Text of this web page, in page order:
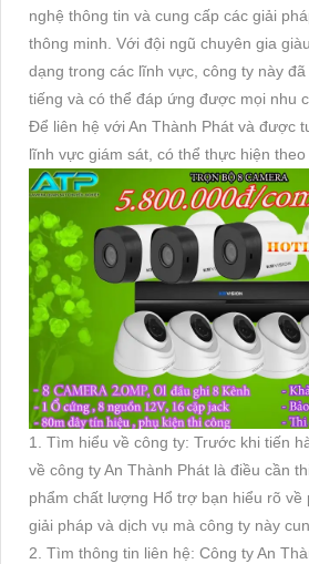
nghệ thông tin và cung cấp các giải
thông minh. Với đội ngũ chuyên gia
dạng trong các lĩnh vực, công ty này
tiếng và có thể đáp ứng được mọi nhu
Để liên hệ với An Thành Phát và được
lĩnh vực giám sát, có thể thực hiện
1. Tìm hiểu về công ty: Trước khi tiến
về công ty An Thành Phát là điều cần
phẩm chất lượng Hổ trợ bạn hiểu rõ về
giải pháp và dịch vụ mà công ty này
2. Tìm thông tin liên hệ: Công ty An